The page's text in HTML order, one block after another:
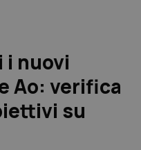
i nuovi
Ao: verifica
su